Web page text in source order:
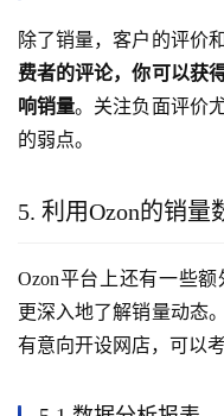
除了销量，客户的评价
费者的评论，你可以获
响销量。关注负面评价
的弱点。
5. 利用Ozon的销量
Ozon平台上还有一些
更深入地了解销量动态
有意向开设网店，可以